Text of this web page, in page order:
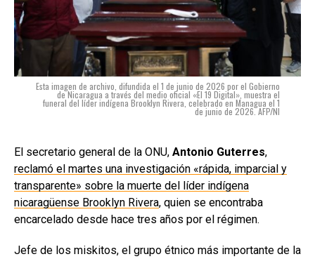
Esta imagen de archivo, difundida el 1 de junio de 2026 por el Gobierno
de Nicaragua a través del medio oficial «El 19 Digital», muestra el
funeral del líder indígena Brooklyn Rivera, celebrado en Managua el 1
de junio de 2026. AFP/NI
El secretario general de la ONU, Antonio Guterres,
reclamó el martes una investigación «rápida, imparcial y
transparente» sobre la muerte del líder indígena
nicaragüense Brooklyn Rivera, quien se encontraba
encarcelado desde hace tres años por el régimen.
Jefe de los miskitos, el grupo étnico más importante de la